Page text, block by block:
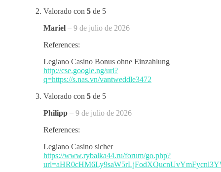
Valorado con 5 de 5
Mariel – 9 de julio de 2026
References:
Legiano Casino Bonus ohne Einzahlung
http://cse.google.ng/url?
q=https://s.nas.vn/vantweddle3472
Valorado con 5 de 5
Philipp – 9 de julio de 2026
References:
Legiano Casino sicher
https://www.rybalka44.ru/forum/go.php?